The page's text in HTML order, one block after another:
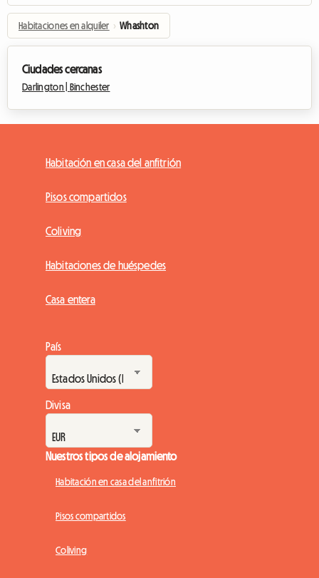
Habitaciones en alquiler › Whashton
Ciudades cercanas
Darlington | Binchester
Habitación en casa del anfitrión
Pisos compartidos
Coliving
Habitaciones de huéspedes
Casa entera
País
Divisa
Nuestros tipos de alojamiento
Habitación en casa del anfitrión
Pisos compartidos
Coliving